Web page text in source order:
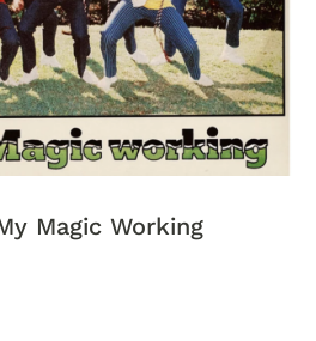
Magic Working